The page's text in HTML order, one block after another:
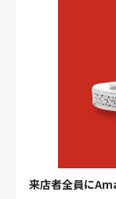
来店者全員に